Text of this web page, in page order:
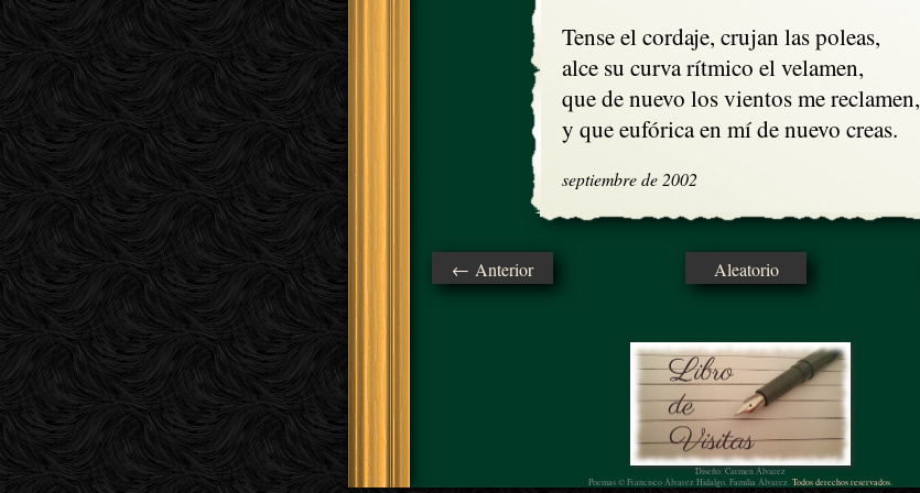
Tense el cordaje, crujan las poleas,
alce su curva rítmico el velamen,
que de nuevo los vientos me reclamen,
y que eufórica en mí de nuevo creas.
septiembre de 2002
← Anterior Aleatorio
Diseño: Carmen Álvarez
Poemas © Francisco Álvarez Hidalgo, Familia Álvarez. Todos derechos reservados.